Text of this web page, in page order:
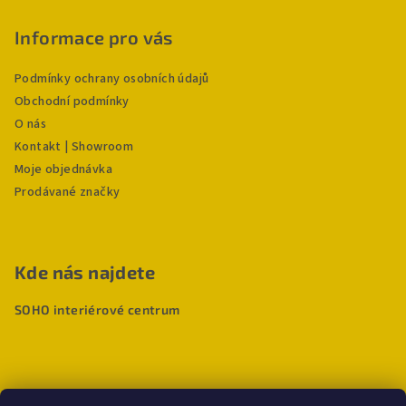
Informace pro vás
Podmínky ochrany osobních údajů
Obchodní podmínky
O nás
Kontakt | Showroom
Moje objednávka
Prodávané značky
Kde nás najdete
SOHO interiérové centrum